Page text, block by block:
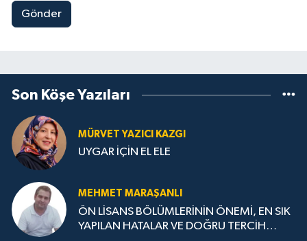
Gönder
Son Köşe Yazıları
MÜRVET YAZICI KAZGI
UYGAR İÇİN EL ELE
MEHMET MARAŞANLI
ÖN LİSANS BÖLÜMLERİNİN ÖNEMİ, EN SIK
YAPILAN HATALAR VE DOĞRU TERCİH